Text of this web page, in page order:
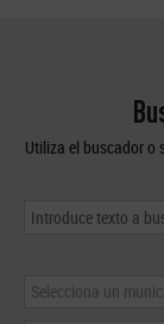
Utiliza el buscador o
Selecciona un